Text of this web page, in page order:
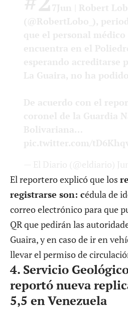
El reportero explicó que los
registrarse son: cédula de
correo electrónico para que
QR que pedirán las
Guaira, y en caso de ir en
llevar el permiso de
4. Servicio
reportó nueva
5,5 en Venezuela